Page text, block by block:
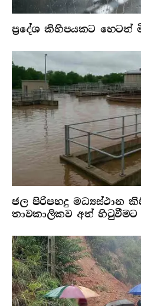
ප්‍රදේශ කිහිපයකට හෙටත්
ජල පිරිපහදු මධ්‍යස්ථාන
තාවකාලිකව අත් හිටුවීමට